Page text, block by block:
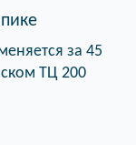
за 45
ТЦ 200